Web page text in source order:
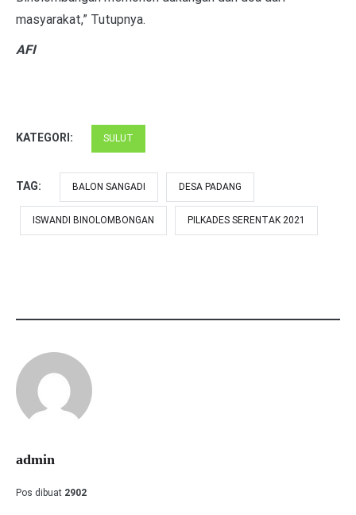
masyarakat,” Tutupnya.
AFI
KATEGORI: SULUT
TAG: BALON SANGADI DESA PADANG
ISWANDI BINOLOMBONGAN PILKADES SERENTAK 2021
admin
Pos dibuat 2902